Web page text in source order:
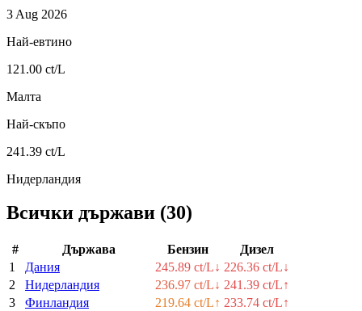
3 Aug 2026
Най-евтино
121.00 ct/L
Малта
Най-скъпо
241.39 ct/L
Нидерландия
Всички държави (30)
# Държава Бензин
Дизел
1
Дания 245.89 ct/L↓ 226.36 ct/L↓
2
Нидерландия 236.97 ct/L↓ 241.39 ct/L↑
3
Финландия 219.64 ct/L↑ 233.74 ct/L↑